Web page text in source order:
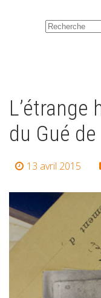
L’étrange
du Gué
13 avril 2015